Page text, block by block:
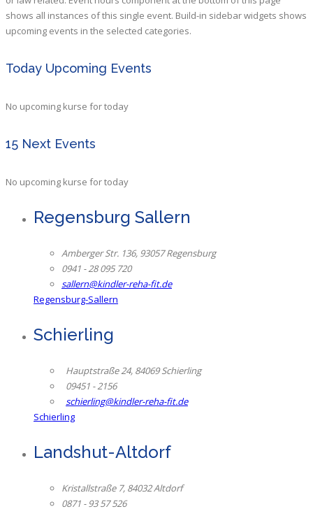
shows all instances of this single event. Build-in sidebar widgets shows
upcoming events in the selected categories.
Today Upcoming Events
No upcoming kurse for today
15 Next Events
No upcoming kurse for today
Regensburg Sallern
Amberger Str. 136, 93057 Regensburg
0941 - 28 095 720
sallern@kindler-reha-fit.de
Regensburg-Sallern
Schierling
Hauptstraße 24, 84069 Schierling
09451 - 2156
schierling@kindler-reha-fit.de
Schierling
Landshut-Altdorf
Kristallstraße 7, 84032 Altdorf
0871 - 93 57 526